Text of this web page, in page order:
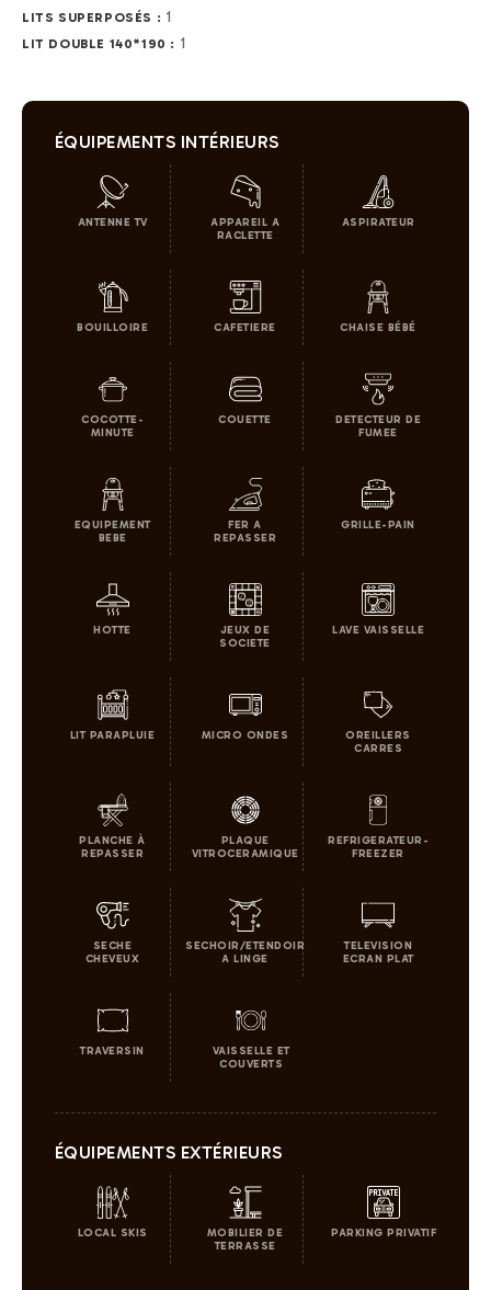
LITS SUPERPOSÉS : 1
LIT DOUBLE 140*190 : 1
ÉQUIPEMENTS INTÉRIEURS
ANTENNE TV
APPAREIL A
RACLETTE
ASPIRATEUR
BOUILLOIRE CAFETIERE CHAISE BÉBÉ
COCOTTE-
MINUTE
COUETTE
DETECTEUR DE
FUMEE
EQUIPEMENT
BEBE
FER A
REPASSER
GRILLE-PAIN
HOTTE
JEUX DE
SOCIETE
LAVE VAISSELLE
LIT PARAPLUIE MICRO ONDES
OREILLERS
CARRES
PLANCHE À
REPASSER
PLAQUE
VITROCERAMIQUE
REFRIGERATEUR-
FREEZER
SECHE
CHEVEUX
SECHOIR/ETENDOIR
A LINGE
TELEVISION
ECRAN PLAT
TRAVERSIN
VAISSELLE ET
COUVERTS
ÉQUIPEMENTS EXTÉRIEURS
LOCAL SKIS
MOBILIER DE
TERRASSE
PARKING PRIVATIF